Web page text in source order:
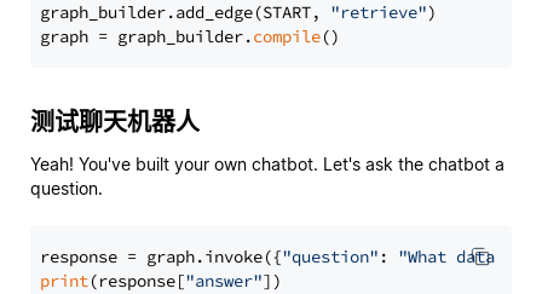
graph_builder.add_edge(START, "retrieve")
graph = graph_builder.compile
测试聊天机器人
Yeah! You've built your own chatbot. Let's ask the chatbot a
question.
response = graph.invoke({"question" : "What data
print(response["answer"